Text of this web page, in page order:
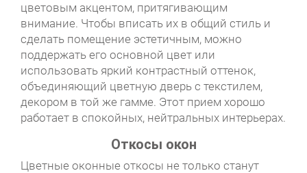
цветовым акцентом, притягивающим
внимание. Чтобы вписать их в общий стиль и
сделать помещение эстетичным, можно
поддержать его основной цвет или
использовать яркий контрастный оттенок,
объединяющий цветную дверь с текстилем,
декором в той же гамме. Этот прием хорошо
работает в спокойных, нейтральных интерьерах.
Откосы окон
Цветные оконные откосы не только станут